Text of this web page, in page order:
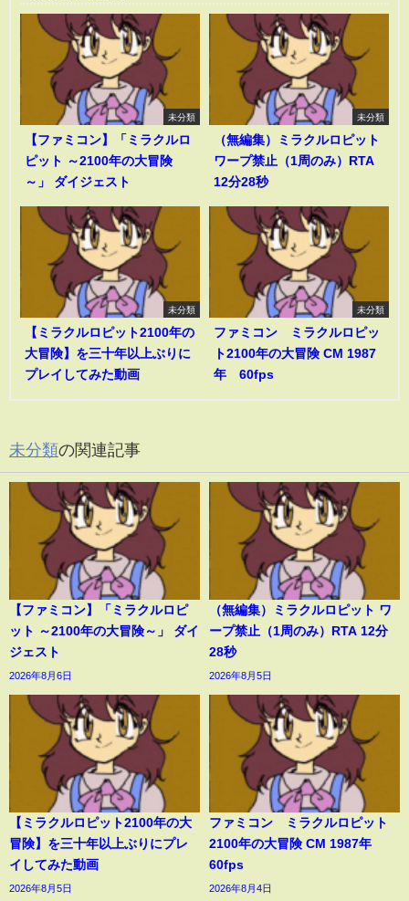
未分類
【ファミコン】「ミラクルロ
ピット ～2100年の大冒険
～」 ダイジェスト
未分類
（無編集）ミラクルロピット
ワープ禁止（1周のみ）RTA
12分28秒
未分類
【ミラクルロピット2100年の
大冒険】を三十年以上ぶりに
プレイしてみた動画
未分類
ファミコン ミラクルロピッ
ト2100年の大冒険 CM 1987
年 60fps
未分類の関連記事
【ファミコン】「ミラクルロピ
ット ～2100年の大冒険～」 ダイ
ジェスト
2026年8月6日
（無編集）ミラクルロピット ワ
ープ禁止（1周のみ）RTA 12分
28秒
2026年8月5日
【ミラクルロピット2100年の大
冒険】を三十年以上ぶりにプレ
イしてみた動画
2026年8月5日
ファミコン ミラクルロピット
2100年の大冒険 CM 1987年
60fps
2026年8月4日